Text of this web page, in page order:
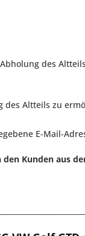
des
Altteils zu
E-Mail-
Kunden aus